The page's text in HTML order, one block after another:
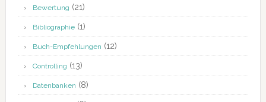
Bewertung (21)
Bibliographie(1)
Buch-Empfehlungen (12)
Controlling (13)
Datenbanken (8)